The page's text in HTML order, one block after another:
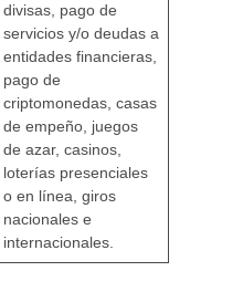
divisas, pago de
servicios y/o deudas a
entidades financieras,
pago de
criptomonedas, casas
de empeño, juegos
de azar, casinos,
loterías presenciales
o en línea, giros
nacionales e
internacionales.